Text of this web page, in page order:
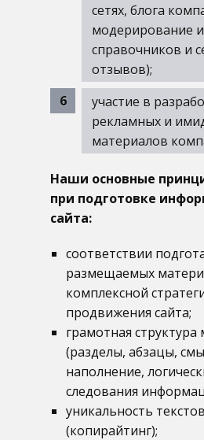
сетях, блога
модерирование
справочников и
отзывов);
участие в
рекламных и
материалов
Наши основные
при подготовке
сайта:
соответствии
размещаемых
комплексной
продвижения сайта;
грамотная
(разделы, абзацы,
наполнение,
следования
уникальность
(копирайтинг);